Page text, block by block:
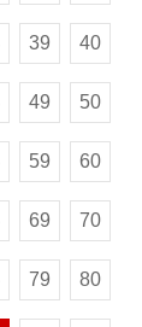
39 40
49 50
59 60
69 70
79 80